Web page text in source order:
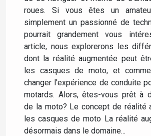
roues. Si vous êtes un
simplement un passionné de
pourrait grandement vous
article, nous explorerons les
dont la réalité augmentée peut
les casques de moto, et
changer l'expérience de conduite
motards. Alors, êtes-vous prêt à
de la moto? Le concept de réalité
les casques de moto La réalité
désormais dans le domaine...